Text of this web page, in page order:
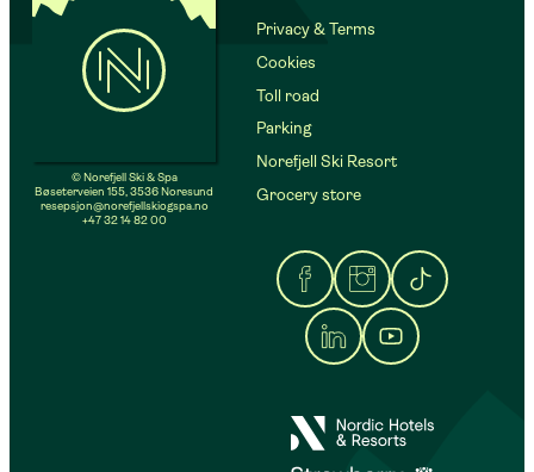
© Norefjell Ski & Spa
Bøseterveien 155, 3536 Noresund
resepsjon@norefjellskiogspa.no
+47 32 14 82 00
Privacy & Terms
Cookies
Toll road
Parking
Norefjell Ski Resort
Grocery store